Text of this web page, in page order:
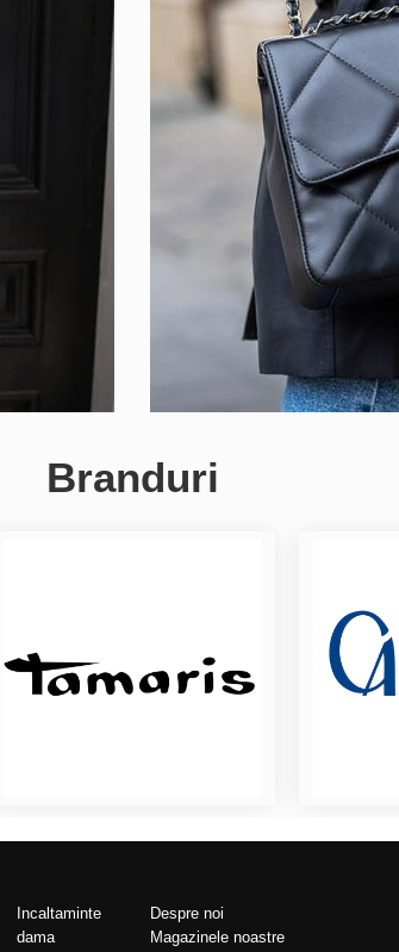
Branduri
Incaltaminte
dama
Despre noi
Magazinele noastre